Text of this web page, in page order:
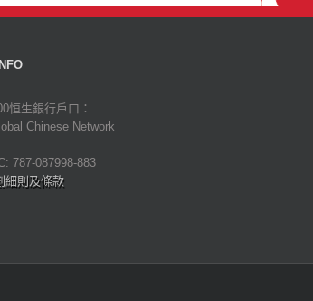
恒生銀行戶口：
Chinese Network
787-087998-883
細則及條款